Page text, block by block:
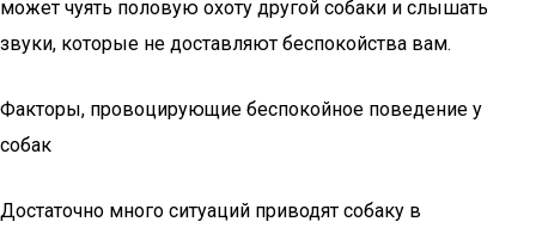
может чуять половую охоту другой собаки и слышать
звуки, которые не доставляют беспокойства вам.
Факторы, провоцирующие беспокойное поведение у
собак
Достаточно много ситуаций приводят собаку в